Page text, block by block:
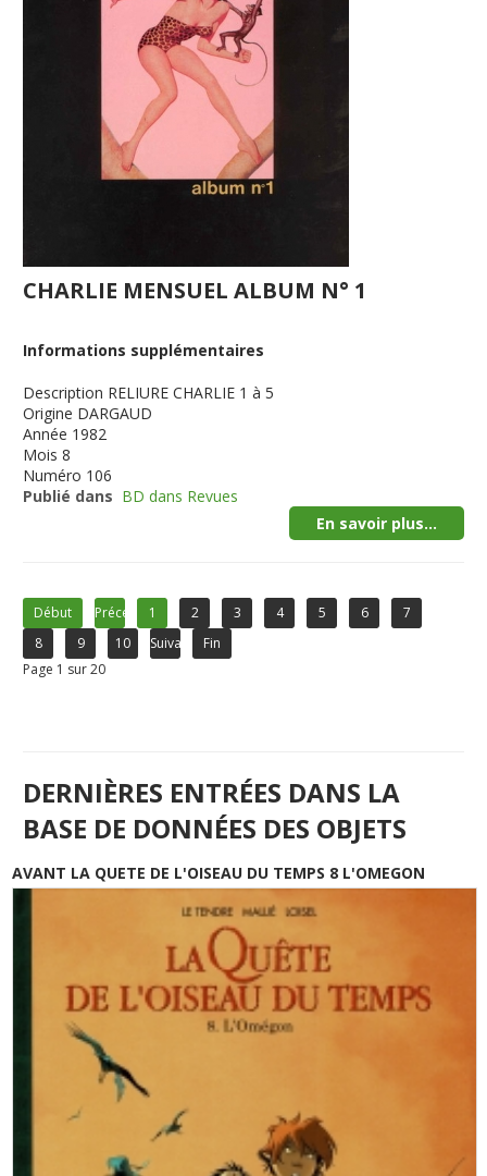
CHARLIE MENSUEL ALBUM N° 1
Informations supplémentaires
Description RELIURE CHARLIE 1 à 5
Origine DARGAUD
Année 1982
Mois 8
Numéro 106
Publié dans BD dans Revues
En savoir plus...
Début Précédent1 2 3 4 5 6
7
8
9 10 Suivant
Fin
Page 1 sur 20
DERNIÈRES ENTRÉES DANS LA
BASE DE DONNÉES DES OBJETS
AVANT LA QUETE DE L'OISEAU DU TEMPS 8 L'OMEGON